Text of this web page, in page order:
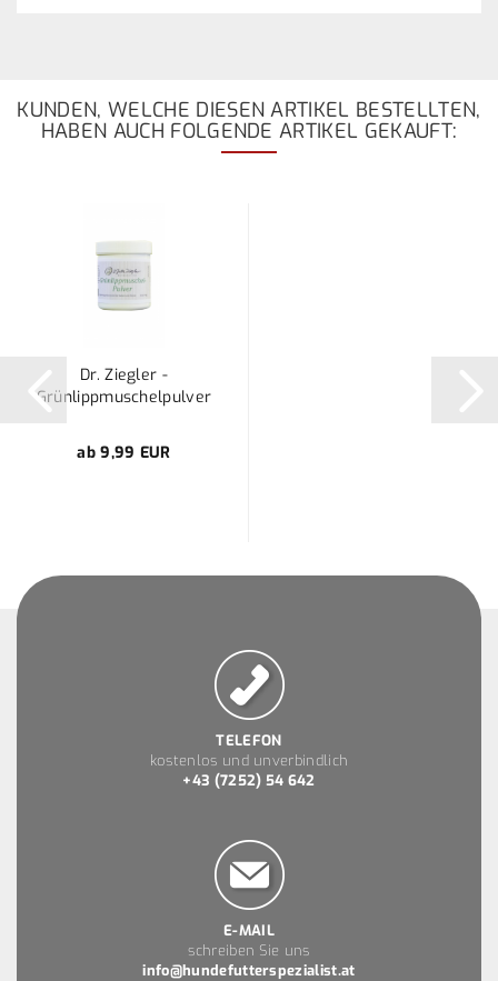
KUNDEN, WELCHE DIESEN ARTIKEL BESTELLTEN,
HABEN AUCH FOLGENDE ARTIKEL GEKAUFT:
Dr. Ziegler -
Grünlippmuschelpulver
ab 9,99 EUR
TELEFON
kostenlos und unverbindlich
+43 (7252) 54 642
E-MAIL
schreiben Sie uns
info@hundefutterspezialist.at